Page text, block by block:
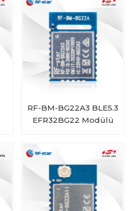
RF-BM-BG22A3 BLE5.3
EFR32BG22 Modülü